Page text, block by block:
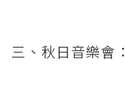
三、秋日音樂會：